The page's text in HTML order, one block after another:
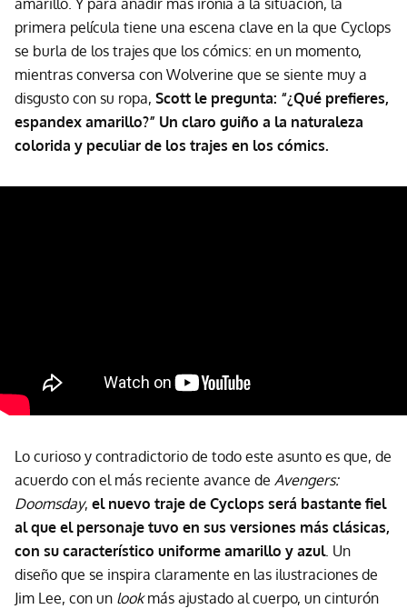
amarillo. Y para añadir más ironía a la situación, la
primera película tiene una escena clave en la que Cyclops
se burla de los trajes que los cómics: en un momento,
mientras conversa con Wolverine que se siente muy a
disgusto con su ropa, Scott le pregunta: “¿Qué prefieres,
espandex amarillo?” Un claro guiño a la naturaleza
colorida y peculiar de los trajes en los cómics.
Lo curioso y contradictorio de todo este asunto es que, de
acuerdo con el más reciente avance de Avengers:
Doomsday, el nuevo traje de Cyclops será bastante fiel
al que el personaje tuvo en sus versiones más clásicas,
con su característico uniforme amarillo y azul. Un
diseño que se inspira claramente en las ilustraciones de
Jim Lee, con un lookmás ajustado al cuerpo, un cinturón